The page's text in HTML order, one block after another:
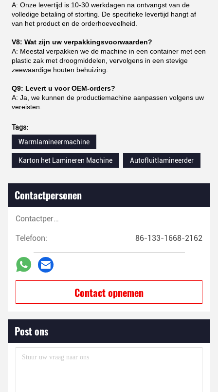
A: Onze levertijd is 10-30 werkdagen na ontvangst van de
volledige betaling of storting. De specifieke levertijd hangt af
van het product en de orderhoeveelheid.
V8: Wat zijn uw verpakkingsvoorwaarden?
A: Meestal verpakken we de machine in een container met een
plastic zak met droogmiddelen, vervolgens in een stevige
zeewaardige houten behuizing.
Q9: Levert u voor OEM-orders?
A: Ja, we kunnen de productiemachine aanpassen volgens uw
vereisten.
Tags:
Warmlamineermachine
Karton het Lamineren Machine Autofluitlamineerder
Contactpersonen
Contactpersonen:
Telefoon: 86-133-1668-2162
Contact opnemen
Post ons